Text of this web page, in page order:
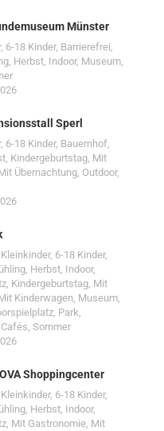
Münster
, 6-18 Kinder, Barrierefrei,
, Herbst, Indoor, Museum,
Sperl
, 6-18 Kinder, Bauernhof,
, Kindergeburtstag, Mit
Übernachtung, Outdoor,
, 6-18 Kinder,
, Herbst, Indoor,
, Kindergeburtstag, Mit
Kinderwagen, Museum,
, Park,
, Sommer
Shoppingcenter
, 6-18 Kinder,
, Herbst, Indoor,
, Mit Gastronomie, Mit